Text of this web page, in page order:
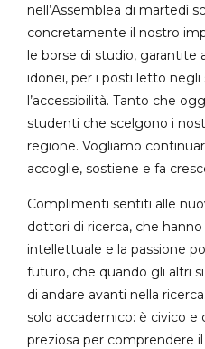
nell’Assemblea di martedì
concretamente il nostro
le borse di studio, garantite
idonei, per i posti letto
l’accessibilità. Tanto che
studenti che scelgono i
regione. Vogliamo
accoglie, sostiene e fa
Complimenti sentiti alle
dottori di ricerca, che
intellettuale e la passione
futuro, che quando gli altri
di andare avanti nella
solo accademico: è civico e
preziosa per comprendere